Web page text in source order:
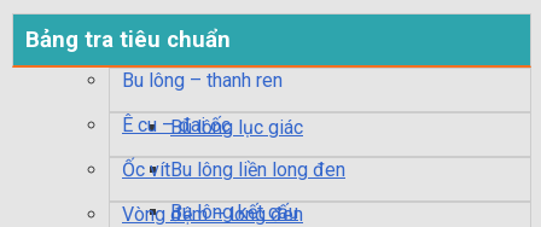
Bảng tra tiêu chuẩn
Bu lông – thanh ren
Bu lông lục giác
Bu lông liền long đen
Bu lông kết cấu
Ê cu – đai ốc
Ốc vít
Vòng đệm – long đen